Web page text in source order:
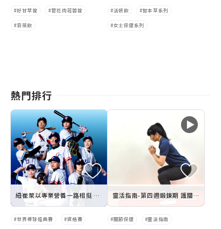
好甘萃錠 管花肉蓯蓉錠
蔚葆飲
活妍飲 智本草系列
女士保健系列
熱門排行
紐崔萊以專業營養一路相挺 中華隊晉級世界棒球經典賽
世界棒球經典賽 資格賽
靈活指南-第四週鍛鍊期 護關運動
關節保健 靈活指南